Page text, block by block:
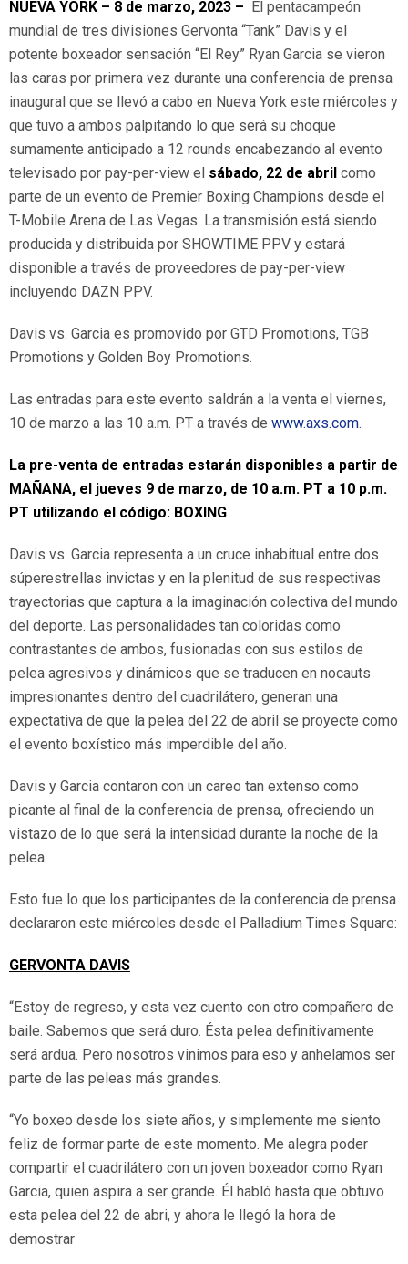
NUEVA YORK – 8 de marzo, 2023 – El pentacampeón
mundial de tres divisiones Gervonta “Tank” Davis y el
potente boxeador sensación “El Rey” Ryan Garcia se vieron
las caras por primera vez durante una conferencia de prensa
inaugural que se llevó a cabo en Nueva York este miércoles y
que tuvo a ambos palpitando lo que será su choque
sumamente anticipado a 12 rounds encabezando al evento
televisado por pay-per-view el sábado, 22 de abril como
parte de un evento de Premier Boxing Champions desde el
T-Mobile Arena de Las Vegas. La transmisión está siendo
producida y distribuida por SHOWTIME PPV y estará
disponible a través de proveedores de pay-per-view
incluyendo DAZN PPV.
Davis vs. Garcia es promovido por GTD Promotions, TGB
Promotions y Golden Boy Promotions.
Las entradas para este evento saldrán a la venta el viernes,
10 de marzo a las 10 a.m. PT a través de www.axs.com.
La pre-venta de entradas estarán disponibles a partir de
MAÑANA, el jueves 9 de marzo, de 10 a.m. PT a 10 p.m.
PT utilizando el código: BOXING
Davis vs. Garcia representa a un cruce inhabitual entre dos
súperestrellas invictas y en la plenitud de sus respectivas
trayectorias que captura a la imaginación colectiva del mundo
del deporte. Las personalidades tan coloridas como
contrastantes de ambos, fusionadas con sus estilos de
pelea agresivos y dinámicos que se traducen en nocauts
impresionantes dentro del cuadrilátero, generan una
expectativa de que la pelea del 22 de abril se proyecte como
el evento boxístico más imperdible del año.
Davis y Garcia contaron con un careo tan extenso como
picante al final de la conferencia de prensa, ofreciendo un
vistazo de lo que será la intensidad durante la noche de la
pelea.
Esto fue lo que los participantes de la conferencia de prensa
declararon este miércoles desde el Palladium Times Square:
GERVONTA DAVIS
“Estoy de regreso, y esta vez cuento con otro compañero de
baile. Sabemos que será duro. Ésta pelea definitivamente
será ardua. Pero nosotros vinimos para eso y anhelamos ser
parte de las peleas más grandes.
“Yo boxeo desde los siete años, y simplemente me siento
feliz de formar parte de este momento. Me alegra poder
compartir el cuadrilátero con un joven boxeador como Ryan
Garcia, quien aspira a ser grande. Él habló hasta que obtuvo
esta pelea del 22 de abri, y ahora le llegó la hora de
demostrar